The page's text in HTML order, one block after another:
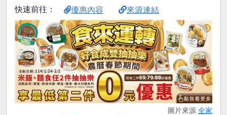
快速前往： 優惠內容 來源連結
圖片來源 全家